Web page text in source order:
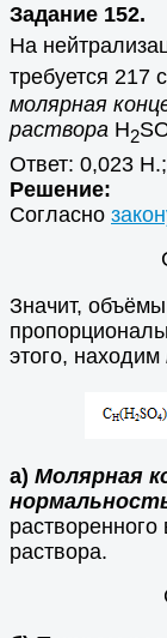
Задание 152.
На
требуется 217
молярная
раствора Н2
Ответ: 0,023
Решение:
Согласно
Значит,
этого, находим
а) Молярная
раствора.